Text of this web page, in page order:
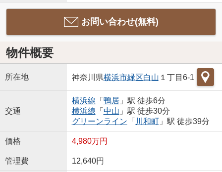
お問い合わせ(無料)
物件概要
所在地 神奈川県横浜市緑区白山 １丁目6-1
交通
横浜線 「 鴨居」駅 徒歩6分
横浜線 「 中山 」駅 徒歩30分
グリーンライン 「 川和町」駅 徒歩39分
価格 4,980万円
管理費 12,640円